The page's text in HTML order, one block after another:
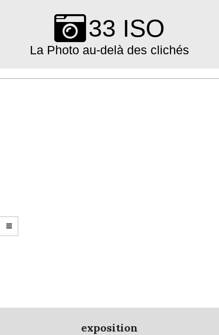
33 ISO
La Photo au-delà des clichés
Primary
exposition